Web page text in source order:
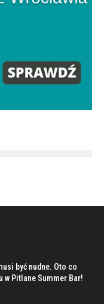
być nudne. Oto co
w Pitlane Summer Bar!